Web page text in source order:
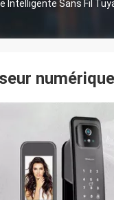
Intelligente Sans Fil